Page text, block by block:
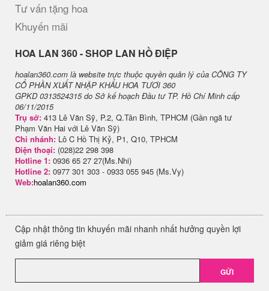
Tư vấn tặng hoa
Khuyến mãi
H​OA LAN 360 - SHOP LAN HỒ ĐIỆP
hoalan360.com là website trực thuộc quyền quản lý của CÔNG TY
CỔ PHẦN XUẤT NHẬP KHẨU HOA TƯƠI 360
GPKD 0313524315 do Sở kế hoạch Đầu tư TP. Hồ Chí Minh cấp
06/11/2015
Trụ sở: 413 Lê Văn Sỹ, P.2, Q.Tân Bình, TPHCM (Gần ngã tư
Phạm Văn Hai với Lê Văn Sỹ)
Chi nhánh: Lô C Hồ Thị Kỷ, P1, Q10, TPHCM
Điện thoại: (028)22 298 398
Hotline 1: 0936 65 27 27(Ms.Nhi)
Hotline 2: 0977 301 303 - 0933 055 945 (Ms.Vy)
Web:hoalan360.com
Cập nhật thông tin khuyến mãi nhanh nhất hưởng quyền lợi
giảm giá riêng biệt
GỬI